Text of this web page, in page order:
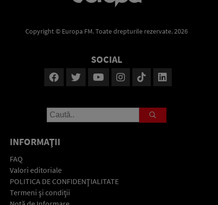
Copyright © Europa FM. Toate drepturile rezervate. 2026
SOCIAL
INFORMAŢII
FAQ
Valori editoriale
POLITICA DE CONFIDENŢIALITATE
Termeni şi condiţii